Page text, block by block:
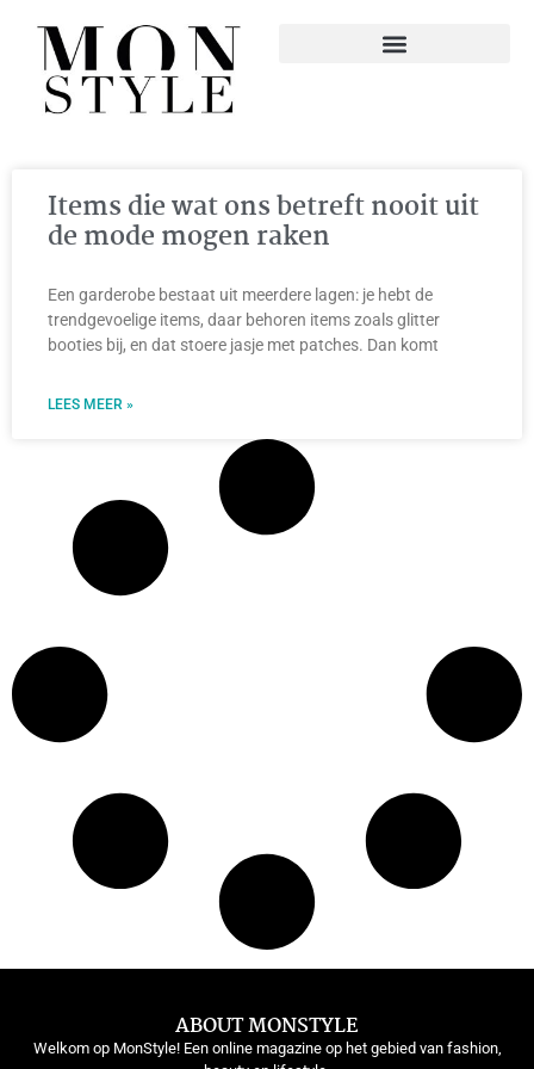
Items die wat ons betreft nooit uit
de mode mogen raken
Een garderobe bestaat uit meerdere lagen: je hebt de
trendgevoelige items, daar behoren items zoals glitter
booties bij, en dat stoere jasje met patches. Dan komt
LEES MEER »
ABOUT MONSTYLE
Welkom op MonStyle! Een online magazine op het gebied van fashion,